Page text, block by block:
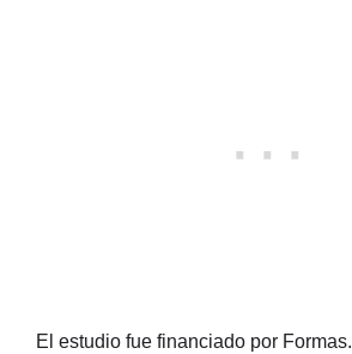
El estudio fue financiado por Formas.